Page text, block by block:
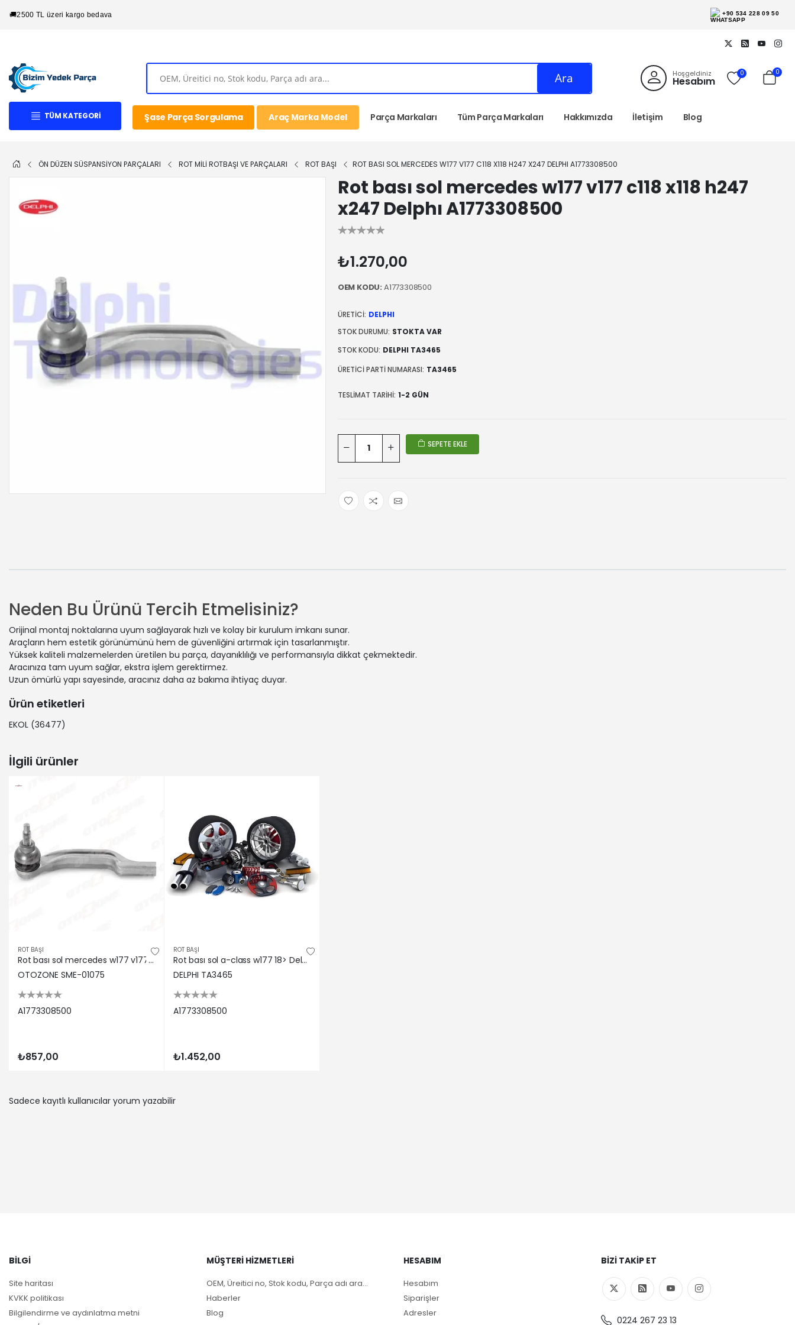
🚚2500 TL üzeri kargo bedava +90 534 228 09 50
Ara Hoşgeldiniz
Hesabım
0 0
TÜM KATEGORI Şase Parça Sorgulama Araç Marka Model Parça Markaları Tüm Parça Markaları Hakkımızda İletişim Blog
ÖN DÜZEN SÜSPANSİYON PARÇALARI ROT MİLİ ROTBAŞI VE PARÇALARI ROT BAŞI ROT BASI SOL MERCEDES W177 V177 C118 X118 H247 X247 DELPHI A1773308500
Rot bası sol mercedes w177 v177 c118 x118 h247
x247 Delphı A1773308500
₺1.270,00
OEM KODU: A1773308500
ÜRETICI: DELPHI
STOK DURUMU: STOKTA VAR
STOK KODU: DELPHI TA3465
ÜRETICI PARTI NUMARASI: TA3465
TESLIMAT TARIHI: 1-2 GÜN
SEPETE EKLE
Neden Bu Ürünü Tercih Etmelisiniz?
Orijinal montaj noktalarına uyum sağlayarak hızlı ve kolay bir kurulum imkanı sunar.
Araçların hem estetik görünümünü hem de güvenliğini artırmak için tasarlanmıştır.
Yüksek kaliteli malzemelerden üretilen bu parça, dayanıklılığı ve performansıyla dikkat çekmektedir.
Aracınıza tam uyum sağlar, ekstra işlem gerektirmez.
Uzun ömürlü yapı sayesinde, aracınız daha az bakıma ihtiyaç duyar.
Ürün etiketleri
EKOL (36477)
İlgili ürünler
ROT BAŞI
Rot bası sol mercedes w177 v177 c118 x118 h247 x247 otozone a1773308500
OTOZONE SME-01075
A1773308500
₺857,00
ROT BAŞI
Rot bası sol a-class w177 18> Delphı A1773308500
DELPHI TA3465
A1773308500
₺1.452,00
Sadece kayıtlı kullanıcılar yorum yazabilir
BILGI
Site haritası
KVKK politikası
Bilgilendirme ve aydınlatma metni
MÜŞTERI HIZMETLERI
OEM, Üreitici no, Stok kodu, Parça adı ara...
Haberler
Blog
HESABIM
Hesabım
Siparişler
Adresler
BIZI TAKIP ET
0224 267 23 13